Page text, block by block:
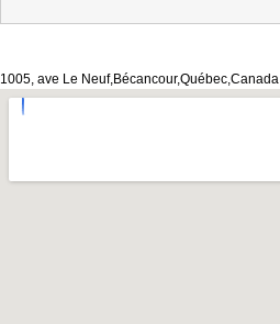
1005, ave Le Neuf,Bécancour,Québec,Canada